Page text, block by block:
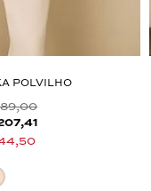
POLVILHO